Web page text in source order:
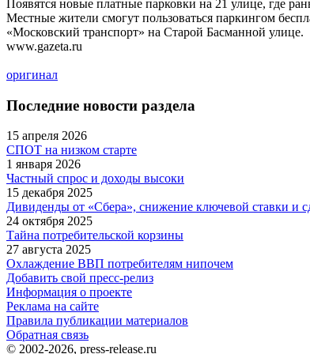
Появятся новые платные парковки на 21 улице, где
Местные жители смогут пользоваться паркингом
«Московский транспорт» на Старой Басманной улице.
www.gazeta.ru
оригинал
Последние новости раздела
15 апреля 2026
СПОТ на низком старте
1 января 2026
Частный спрос и доходы высоки
15 декабря 2025
Дивиденды от «Сбера», снижение ключевой ставки и
24 октября 2025
Тайна потребительской корзины
27 августа 2025
Охлаждение ВВП потребителям нипочем
Добавить свой пресс-релиз
Информация о проекте
Реклама на сайте
Правила публикации материалов
Обратная связь
© 2002-2026, press-release.ru